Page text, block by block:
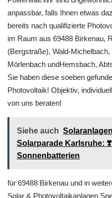
anpassbar, falls Ihnen etwas
bereits nach qualifizierte
im Raum aus 69488 Birkenau,
(Bergstraße), Wald-
Mörlenbach undHemsbach,
Sie haben diese soeben
Photovoltaik! Objektiv,
von uns beraten!
Siehe auch
Solarparade Karlsruhe:
Sonnenbatterien
für 69488 Birkenau und in
Solar & Photovoltaikanlagen